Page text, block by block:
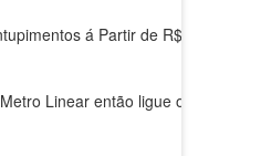
á Partir de R$
Linear então ligue ou